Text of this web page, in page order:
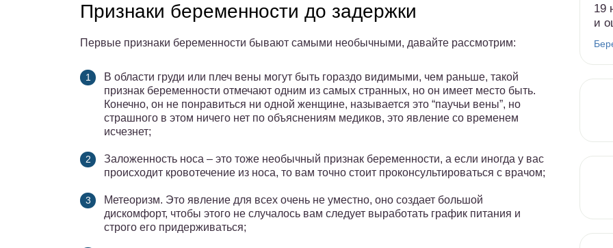
Признаки беременности до задержки
Первые признаки беременности бывают самыми необычными, давайте рассмотрим:
В области груди или плеч вены могут быть гораздо видимыми, чем раньше, такой
признак беременности отмечают одним из самых странных, но он имеет место быть.
Конечно, он не понравиться ни одной женщине, называется это “паучьи вены”, но
страшного в этом ничего нет по объяснениям медиков, это явление со временем
исчезнет;
Заложенность носа – это тоже необычный признак беременности, а если иногда у вас
происходит кровотечение из носа, то вам точно стоит проконсультироваться с врачом;
Метеоризм. Это явление для всех очень не уместно, оно создает большой
дискомфорт, чтобы этого не случалось вам следует выработать график питания и
строго его придерживаться;
19
и